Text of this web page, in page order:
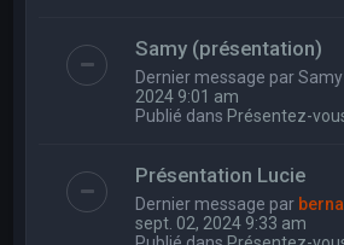
Samy (présentation)
Dernier message parSamy
2024 9:01 am
Publié dans Présentez-
Présentation Lucie
Dernier message par
sept. 02, 2024 9:33 am